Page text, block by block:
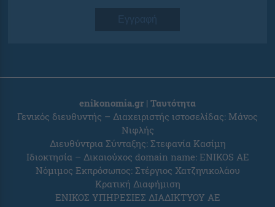
Εγγραφή
enikonomia.gr | Ταυτότητα
Γενικός διευθυντής – Διαχειριστής ιστοσελίδας: Μάνος
Νιφλής
Διευθύντρια Σύνταξης: Στεφανία Κασίμη
Ιδιοκτησία – Δικαιούχος domain name: ENIKOS AE
Νόμιμος Εκπρόσωπος: Στέργιος Χατζηνικολάου
Κρατική Διαφήμιση
ΕΝΙΚΟΣ ΥΠΗΡΕΣΙΕΣ ΔΙΑΔΙΚΤΥΟΥ ΑΕ